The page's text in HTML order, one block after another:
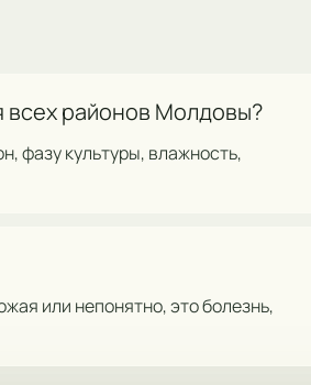
всех районов Молдовы?
фазу культуры, влажность,
или непонятно, это болезнь,